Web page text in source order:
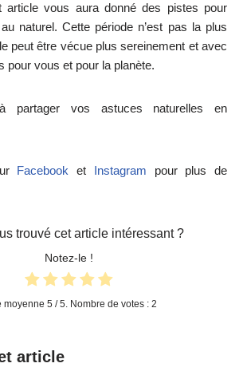
article vous aura donné des pistes pour
naturel. Cette période n’est pas la plus
peut être vécue plus sereinement et avec
pour vous et pour la planète.
partager vos astuces naturelles en
Facebook et Instagram pour plus de
trouvé cet article intéressant ?
Notez-le !
moyenne 5 / 5. Nombre de votes : 2
article